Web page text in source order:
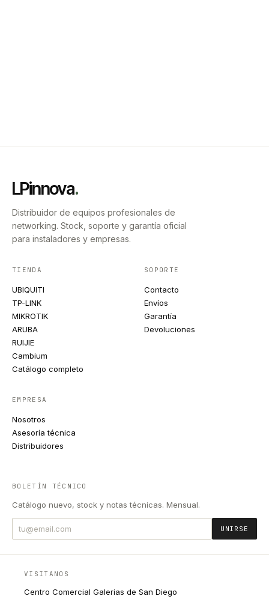
LPinnova.
Distribuidor de equipos profesionales de
networking. Stock, soporte y garantía oficial
para instaladores y empresas.
TIENDA
UBIQUITI
TP-LINK
MIKROTIK
ARUBA
RUIJIE
Cambium
Catálogo completo
SOPORTE
Contacto
Envíos
Garantía
Devoluciones
EMPRESA
Nosotros
Asesoría técnica
Distribuidores
BOLETÍN TÉCNICO
Catálogo nuevo, stock y notas técnicas. Mensual.
UNIRSE
VISITANOS
Centro Comercial Galerias de San Diego